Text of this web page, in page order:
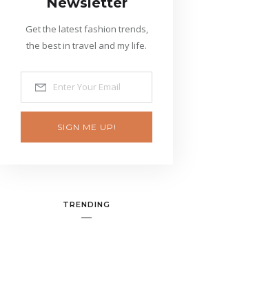
Get the latest fashion trends,
the best in travel and my life.
SIGN ME UP!
TRENDING